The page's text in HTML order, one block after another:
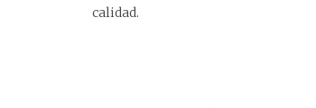
calidad.